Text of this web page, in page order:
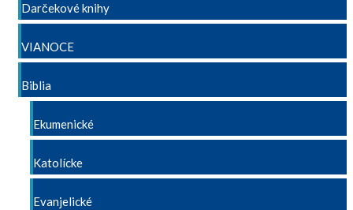
Darčekové knihy
VIANOCE
Biblia
Ekumenické
Katolícke
Evanjelické